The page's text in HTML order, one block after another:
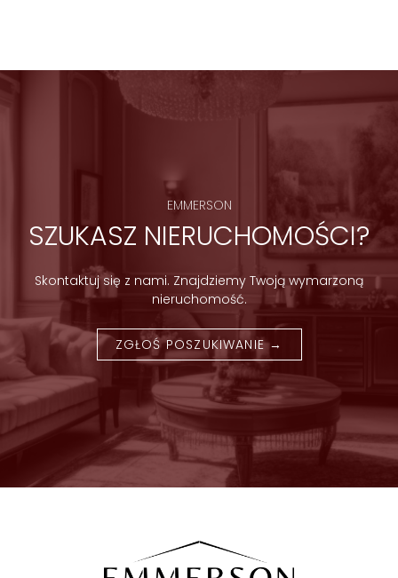
EMMERSON
SZUKASZ NIERUCHOMOŚCI?
Skontaktuj się z nami. Znajdziemy Twoją wymarzoną
nieruchomość.
ZGŁOŚ POSZUKIWANIE →